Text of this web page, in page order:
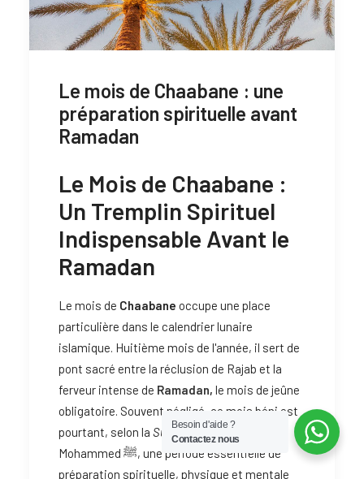
Le mois de Chaabane : une
préparation spirituelle avant
Ramadan
Le Mois de Chaabane :
Un Tremplin Spirituel
Indispensable Avant le
Ramadan
Le mois de Chaabane occupe une place
particulière dans le calendrier lunaire
islamique. Huitième mois de l'année, il sert de
pont sacré entre la réclusion de Rajab et la
ferveur intense de Ramadan, le mois de jeûne
obligatoire. Souvent négligé, ce mois béni est
pourtant, selon la Sunnadu Prophète
Mohammed ﷺ, une période essentielle de
préparation spirituelle, physique et mentale
Besoin d'aide ?
Contactez nous